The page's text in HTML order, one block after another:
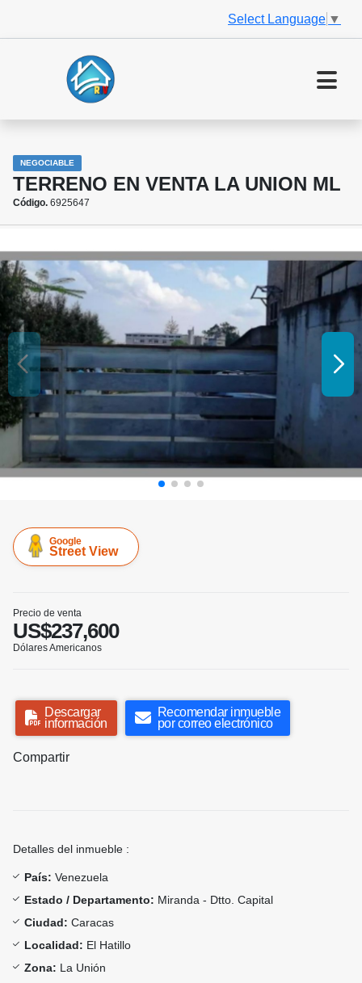
Select Language ▼
NEGOCIABLE
TERRENO EN VENTA LA UNION ML
Código. 6925647
Google
Street View
Precio de venta
US$237,600
Dólares Americanos
Descargar
información
Recomendar inmueble
por correo electrónico
Compartir
Detalles del inmueble :
País: Venezuela
Estado / Departamento: Miranda - Dtto. Capital
Ciudad: Caracas
Localidad: El Hatillo
Zona: La Unión